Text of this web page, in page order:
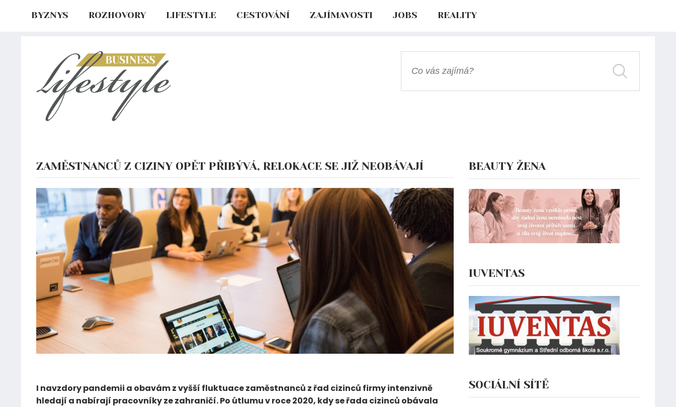
BYZNYS ROZHOVORY LIFESTYLE CESTOVÁNÍ ZAJÍMAVOSTI JOBS REALITY
ZAMĚSTNANCŮ Z CIZINY OPĚT PŘIBÝVÁ, RELOKACE SE JIŽ NEOBÁVAJÍ
I navzdory pandemii a obavám z vyšší fluktuace zaměstnanců z řad cizinců firmy intenzivně
hledají a nabírají pracovníky ze zahraničí. Po útlumu v roce 2020, kdy se řada cizinců obávala
BEAUTY ŽENA
IUVENTAS
SOCIÁLNÍ SÍTĚ